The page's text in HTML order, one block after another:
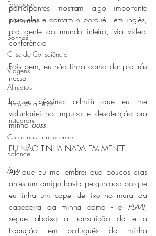
Facebook
Li (teratura)
Sonhos
Crise de Consciência
Viagens
Altruatos
Histórias alheias
Instagram
Como nos conhecemos
Rolance
Amor
participantes mostram algo importante
para eles e contam o porquê - em inglês,
pra gente do mundo inteiro, via video-
conferência.
Pois bem, eu não tinha como dar pra trás
nessa.
Ia ser péssimo admitir que eu me
voluntariei no impulso e desatenção pra
minha boss.
EU NÃO TINHA NADA EM MENTE.
Até que eu me lembrei que poucos dias
antes um amigo havia perguntado porque
eu tinha um papel de lixo no mural da
cabeceira da minha cama - e PLIM!,
segue abaixo a transcrição da e a
tradução em português da minha